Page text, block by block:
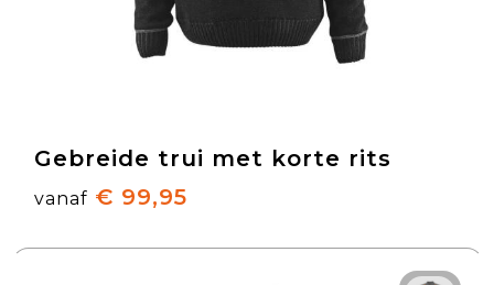
Gebreide trui met korte rits
vanaf € 99,95